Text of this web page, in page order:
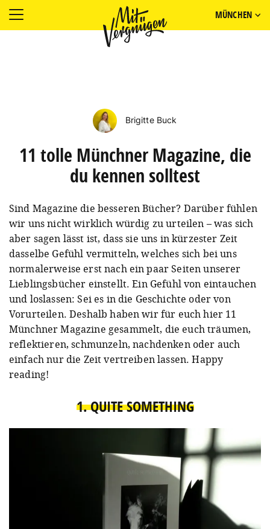
MÜNCHEN
Brigitte Buck
11 tolle Münchner Magazine, die
du kennen solltest
Sind Magazine die besseren Bücher? Darüber fühlen
wir uns nicht wirklich würdig zu urteilen – was sich
aber sagen lässt ist, dass sie uns in kürzester Zeit
dasselbe Gefühl vermitteln, welches sich bei uns
normalerweise erst nach ein paar Seiten unserer
Lieblingsbücher einstellt. Ein Gefühl von eintauchen
und loslassen: Sei es in die Geschichte oder von
Vorurteilen. Deshalb haben wir für euch hier 11
Münchner Magazine gesammelt, die euch träumen,
reflektieren, schmunzeln, nachdenken oder auch
einfach nur die Zeit vertreiben lassen. Happy
reading!
1. QUITE SOMETHING